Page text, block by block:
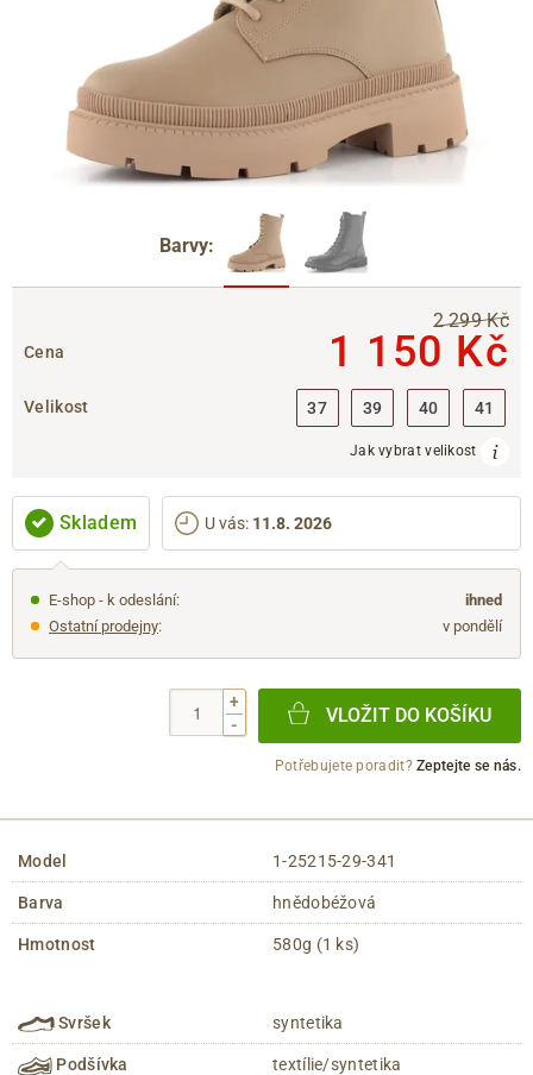
Barvy:
Cena
2 299 Kč
1 150 Kč
Velikost 37 39 40 41
Jak vybrat velikost
Skladem U vás: 11.8. 2026
E-shop - k odeslání:
ihned
Ostatní prodejny: v pondělí
+
-
VLOŽIT DO KOŠÍKU
Potřebujete poradit?Zeptejte se nás.
Model 1-25215-29-341
Barva hnědobéžová
Hmotnost 580g (1 ks)
Svršek syntetika
Podšívka textílie/syntetika